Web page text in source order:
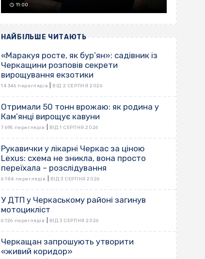
11:00
НАЙБІЛЬШЕ ЧИТАЮТЬ
«Маракуя росте, як бур’ян»: садівник із
Черкащини розповів секрети
вирощування екзотики
14 346 переглядів ВІД 2 СЕРПНЯ 2026
Отримали 50 тонн врожаю: як родина у
Кам’янці вирощує кавуни
7 695 переглядів ВІД 1 СЕРПНЯ 2026
Рукавички у лікарні Черкас за ціною
Lexus: схема не зникла, вона просто
переїхала – розслідування
6 184 переглядів ВІД 3 СЕРПНЯ 2026
У ДТП у Черкаському районі загинув
мотоцикліст
6 126 переглядів ВІД 3 СЕРПНЯ 2026
Черкащан запрошують утворити
«живий коридор»